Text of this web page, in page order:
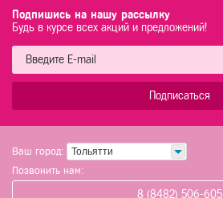
Подпишись на нашу рассылку
Будь в курсе всех акций и предложений!
Подписаться
Ваш город: Тольятти
Позвонить нам:
8 (8482) 506-605